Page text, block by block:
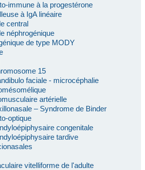
immune à la progestérone
à IgA linéaire
central
néphrogénique
de type MODY
15
faciale - microcéphalie
artérielle
– Syndrome de Binder
optique
congenitale
tardive
vitelliforme de l'adulte